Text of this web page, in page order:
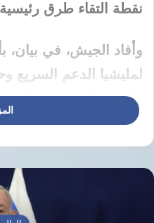
نقطة التقاء طرق
وأفاد الجيش، في بيان،
لمليشيا الدعم السريع
على منطقة بركة،
الأرواح، واستلمت عددا
والدبابات والمعدات”.
ويأتي الهجوم بعد أيام
سيطرته على منطقة